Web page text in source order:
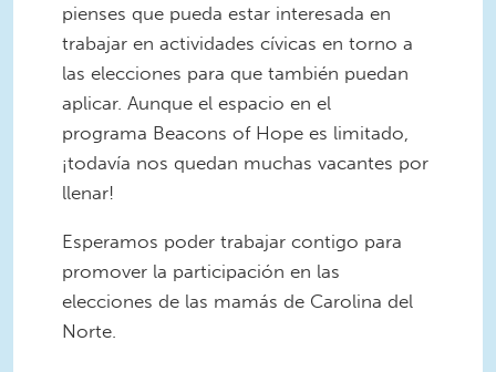
pienses que pueda estar interesada en
trabajar en actividades cívicas en torno a
las elecciones para que también puedan
aplicar. Aunque el espacio en el
programa Beacons of Hope es limitado,
¡todavía nos quedan muchas vacantes por
llenar!
Esperamos poder trabajar contigo para
promover la participación en las
elecciones de las mamás de Carolina del
Norte.